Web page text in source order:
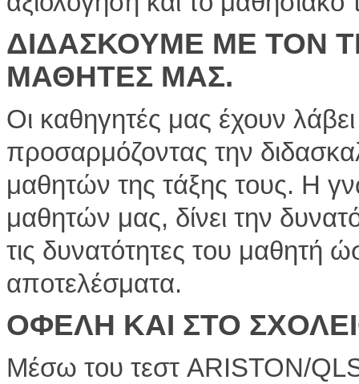
ΔΙΔΑΣΚΟΥΜΕ ΜΕ ΤΟΝ
ΜΑΘΗΤΕΣ ΜΑΣ.
Οι καθηγητές μας έχουν
προσαρμόζοντας την
μαθητών της τάξης τους. H
μαθητών μας, δίνει την
τις δυνατότητες του μαθητή
αποτελέσματα.
ΟΦΕΛΗ ΚΑΙ ΣΤΟ
Μέσω του τεστ ARISTON/